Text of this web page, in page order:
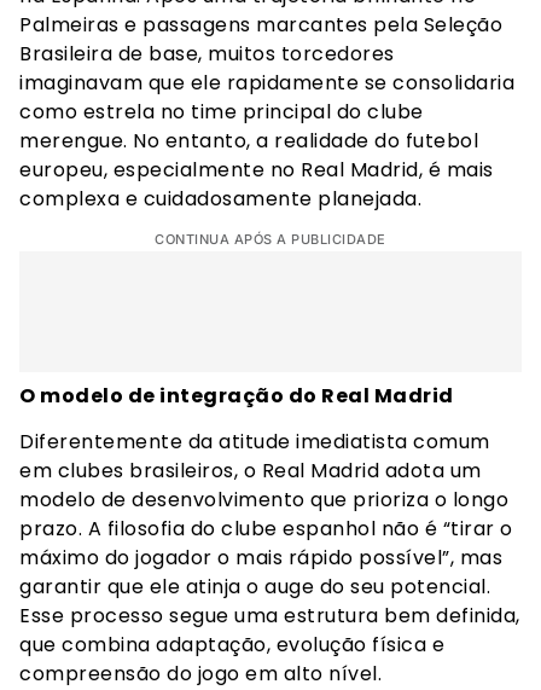
Palmeiras e passagens marcantes pela Seleção
Brasileira de base, muitos torcedores
imaginavam que ele rapidamente se consolidaria
como estrela no time principal do clube
merengue. No entanto, a realidade do futebol
europeu, especialmente no Real Madrid, é mais
complexa e cuidadosamente planejada.
CONTINUA APÓS A PUBLICIDADE
O modelo de integração do Real Madrid
Diferentemente da atitude imediatista comum
em clubes brasileiros, o Real Madrid adota um
modelo de desenvolvimento que prioriza o longo
prazo. A filosofia do clube espanhol não é “tirar o
máximo do jogador o mais rápido possível”, mas
garantir que ele atinja o auge do seu potencial.
Esse processo segue uma estrutura bem definida,
que combina adaptação, evolução física e
compreensão do jogo em alto nível.